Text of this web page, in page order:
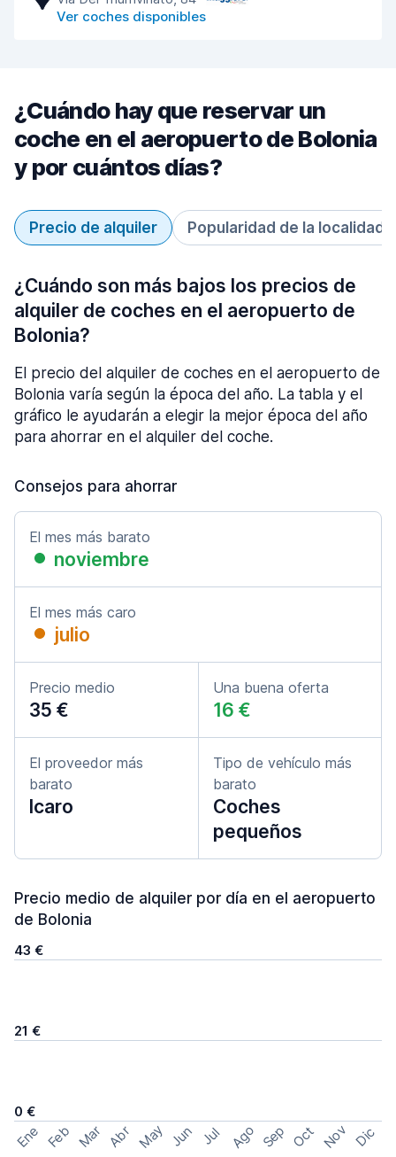
Ver coches disponibles
¿Cuándo hay que reservar un
coche en el aeropuerto de Bolonia
y por cuántos días?
Precio de alquiler Popularidad de la localidad
¿Cuándo son más bajos los precios de
alquiler de coches en el aeropuerto de
Bolonia?
El precio del alquiler de coches en el aeropuerto de
Bolonia varía según la época del año. La tabla y el
gráfico le ayudarán a elegir la mejor época del año
para ahorrar en el alquiler del coche.
Consejos para ahorrar
El mes más barato
noviembre
El mes más caro
julio
Precio medio
35 €
Una buena oferta
16 €
El proveedor más
barato
Icaro
Tipo de vehículo más
barato
Coches
pequeños
Precio medio de alquiler por día en el aeropuerto
de Bolonia
43 €
21 €
0 €
Ene Feb Mar Abr May Jun Jul Ago Sep Oct Nov Dic